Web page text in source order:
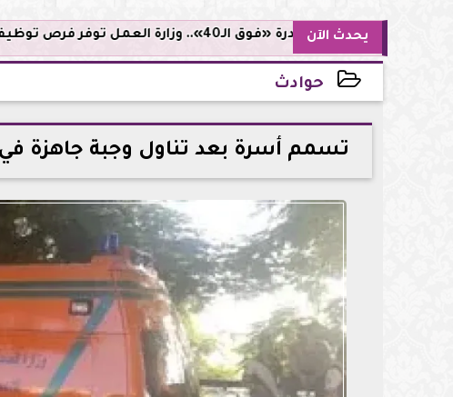
يحدث الآن
مبادرة «فوق الـ40».. وزارة العمل توفر فرص توظيف لأصحاب الخبرات
حوادث
2026-06-21 16:51:30
تسمم أسرة بعد تناول وجبة جاهزة